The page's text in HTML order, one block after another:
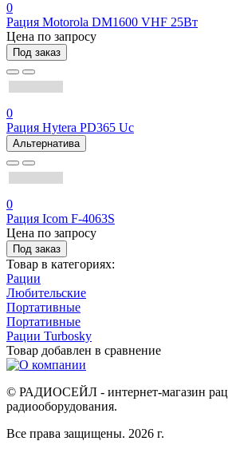
0
Рация Motorola DM1600 VHF 25Вт
Цена по запросу
Под заказ
0
Рация Hytera PD365 Uc
Альтернатива
0
Рация Icom F-4063S
Цена по запросу
Под заказ
Товар в категориях:
Рации
Любительские
Портативные
Портативные
Рации Turbosky
Товар добавлен в сравнение
© РАДИОСЕЙЛ - интернет-магазин
радиооборудования.
Все права защищены. 2026 г.